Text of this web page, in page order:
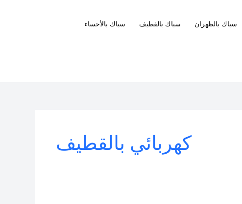
سباك بالظهران سباك بالقطيف سباك بالأحساء
كهربائي بالقطيف